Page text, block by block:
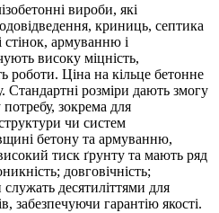
вироби, які
криниць, септика
армуванню і
високу міцність,
роботи. Ціна на кільце бетонне
Стандартні розміри дають змогу
потребу, зокрема для
чи систем
бетону та армуванню,
тиск ґрунту та мають ряд
довговічність;
служать десятиліттями для
забезпечуючи гарантію якості.